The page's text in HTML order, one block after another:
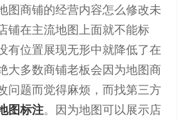
图商铺的经营内容怎么修改未
铺在主流地图上面就不能标
有位置展现无形中就降低了在
大多数商铺老板会因为地图商
问题而觉得麻烦，而找第三方
图标注。因为地图可以展示店